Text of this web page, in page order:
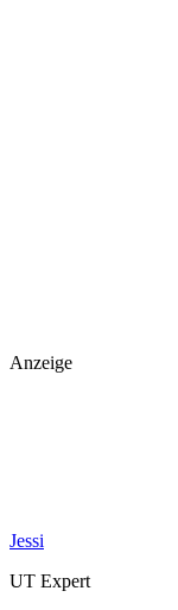
Anzeige
Jessi
UT Expert